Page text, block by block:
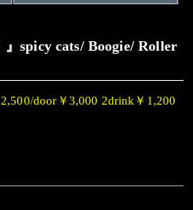
spicy cats/ Boogie/ Roller
door￥3,000 2drink￥1,200